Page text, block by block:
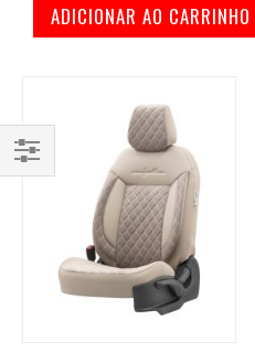
ADICIONAR AO CARRINHO
Filtrar